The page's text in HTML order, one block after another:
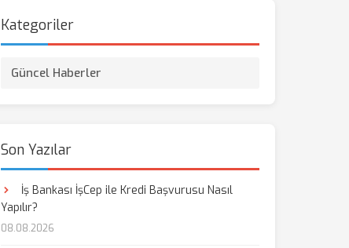
Kategoriler
Güncel Haberler
Son Yazılar
İş Bankası İşCep ile Kredi Başvurusu Nasıl
Yapılır?
08.08.2026